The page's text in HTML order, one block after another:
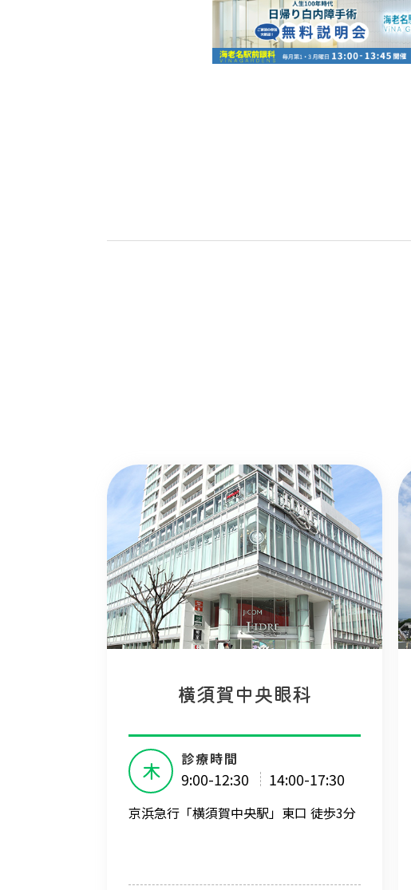
横須賀中央眼科
木 診療時間
9:00-12:30 14:00-17:30
京浜急行「横須賀中央駅」東口 徒歩3分